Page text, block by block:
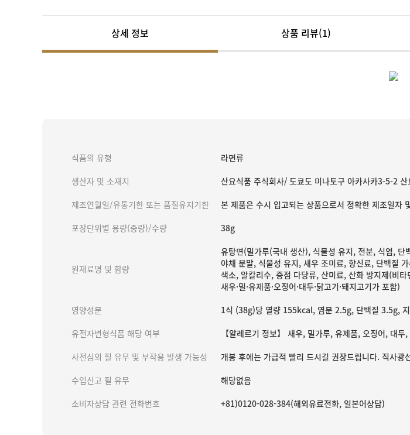
상세 정보 상품 리뷰(1)
식품의 유형
라면류
생산자 및 소재지
산요식품 주식회사/ 도쿄도 미나토구 아카사카3-5-2 산
제조연월일/유통기한 또는 품질유지기한
본 제품은 수시 입고되는 상품으로서 정확한 제조일자
포장단위별 용량(중량)/수량
38g
원재료명 및 함량
유탕면(밀가루(국내 생산), 식물성 유지, 전분, 식염,
야채 분말, 식물성 유지, 새우 조미료, 향신료, 단백질
색소, 알칼리수, 증점 다당류, 산미료, 산화 방지제(비
새우·밀·유제품·오징어·대두·닭고기·돼지고기가 포함)
영양성분
1식 (38g)당 열량 155kcal, 염분 2.5g, 단백질 3.5g,
유전자변형식품 해당 여부
【알레르기 정보】 새우, 밀가루, 유제품, 오징어, 대두
사전심의 필 유무 및 부작용 발생 가능성
개봉 후에는 가급적 빨리 드시길 권장드립니다. 직사
수입신고 필 유무
해당없음
소비자상담 관련 전화번호
+81)0120-028-384(해외유료전화, 일본어상담)